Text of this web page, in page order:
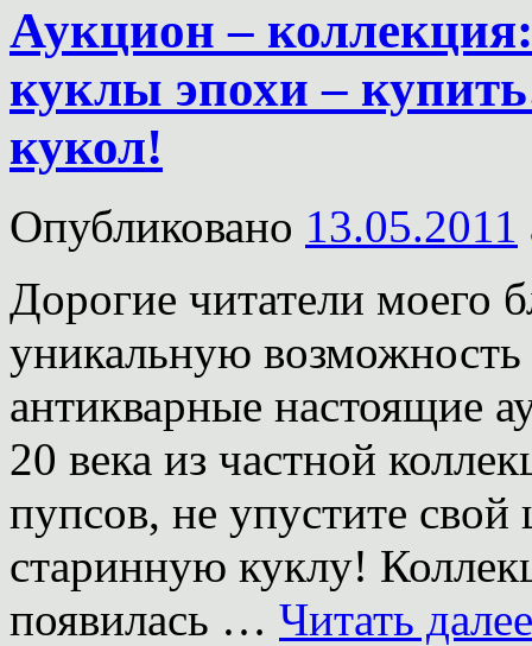
Аукцион –
куклы эпохи –
кукол!
Опубликовано 13.05.2011
Дорогие читатели моего
уникальную
антикварные настоящие
20 века из частной
пупсов, не упустите
старинную куклу!
появилась … Читать